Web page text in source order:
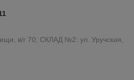
в/г 70; СКЛАД №2: ул. Уручская,